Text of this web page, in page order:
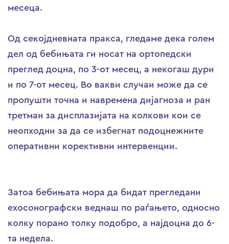
месеца.
Од секојдневната пракса, гледаме дека голем
дел од бебињата ги носат на ортопедски
преглед доцна, по 3-от месец, а некогаш дури
и по 7-от месец. Во вакви случаи може да се
пропушти точна и навремена дијагноза и ран
третман за дисплазијата на колкови кои се
неопходни за да се избегнат подоцнежните
оперативни корективни интервенции.
Затоа бебињата мора да бидат прегледани
ехосонографски веднаш по раѓањето, односно
колку порано толку подобро, а најдоцна до 6-
та недела.